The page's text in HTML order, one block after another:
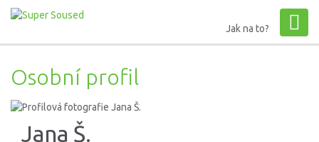
Jak na to?
Osobní profil
Jana Š.